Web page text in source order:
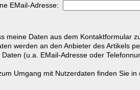
EMail-Adresse:
meine Daten aus dem Kontaktformular
werden an den Anbieter des Artikels
(u.a. EMail-Adresse oder
Umgang mit Nutzerdaten finden Sie in